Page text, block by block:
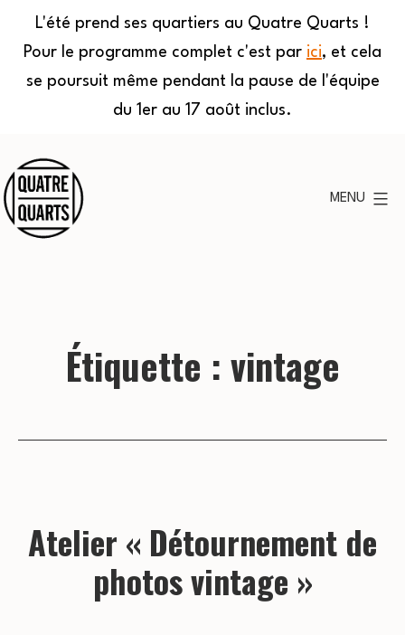
L'été prend ses quartiers au Quatre Quarts !
Pour le programme complet c'est par ici, et cela
se poursuit même pendant la pause de l'équipe
du 1er au 17 août inclus.
au
contenu
MENU
Étiquette : vintage
Atelier « Détournement de
photos vintage »